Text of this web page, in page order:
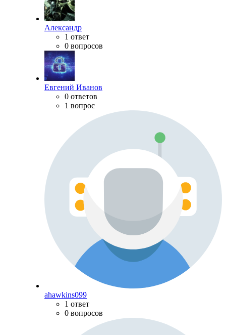
Александр
1 ответ
0 вопросов
Евгений Иванов
0 ответов
1 вопрос
ahawkins099
1 ответ
0 вопросов